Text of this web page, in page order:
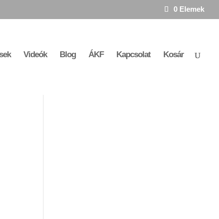
0 Elemek
Videók Blog ÁKF Kapcsolat Kosár